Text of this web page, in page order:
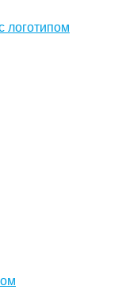
логотипом